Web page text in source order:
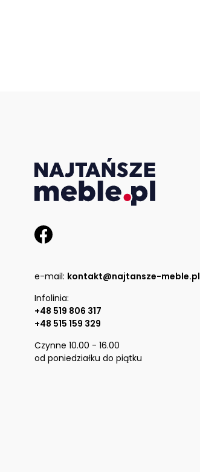
e-mail: kontakt@najtansze-meble.pl
Infolinia:
+48 519 806 317
+48 515 159 329
Czynne 10.00 - 16.00
od poniedziałku do piątku